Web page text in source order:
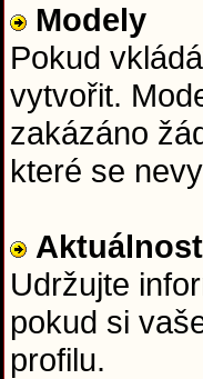
Modely
Pokud
vytvořit.
zakázáno
které se
Aktuálnost
Udržujte
pokud si
profilu.